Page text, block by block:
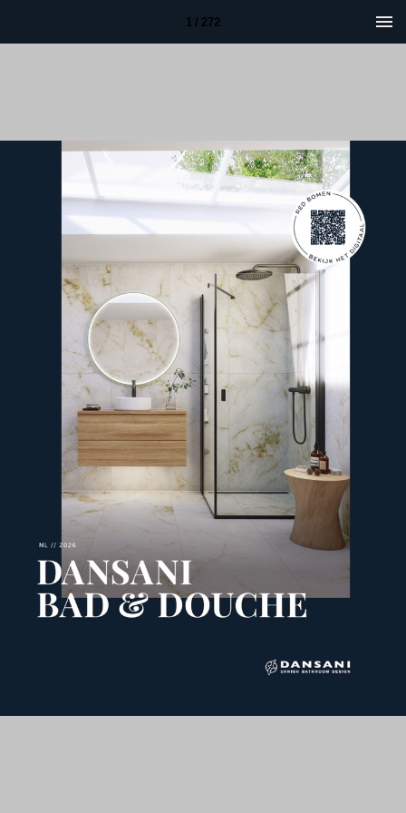
1 / 272